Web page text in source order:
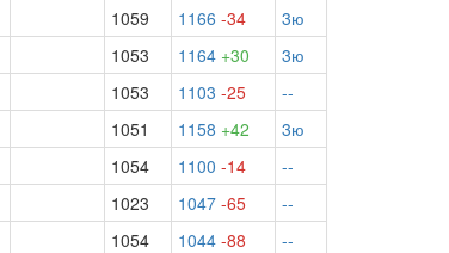
1059 1166 -34
3ю
1053 1164 +30
3ю
1053 1103 -25
--
1051 1158 +42
3ю
1054 1100 -14
--
1023 1047 -65
--
1054 1044 -88
--